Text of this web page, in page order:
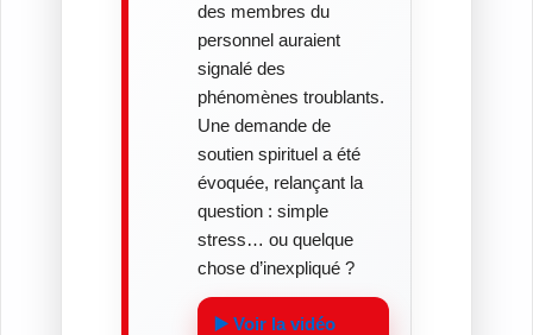
des membres du
personnel auraient
signalé des
phénomènes troublants.
Une demande de
soutien spirituel a été
évoquée, relançant la
question : simple
stress… ou quelque
chose d’inexpliqué ?
▶️ Voir la vidéo